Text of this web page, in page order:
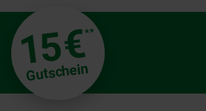
15€**
Gutschein